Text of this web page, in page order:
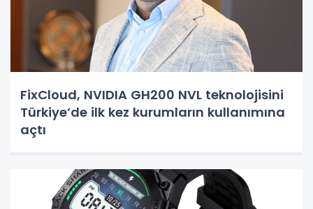
FixCloud, NVIDIA GH200 NVL teknolojisini
Türkiye’de ilk kez kurumların kullanımına
açtı